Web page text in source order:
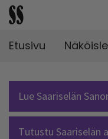
Etusivu
Lue Saariselän
Tutustu Saariselän